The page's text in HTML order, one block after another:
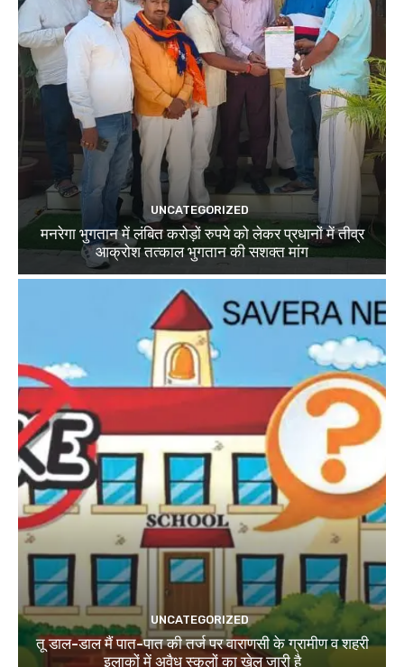
UNCATEGORIZED
मनरेगा भुगतान में लंबित करोड़ों रुपये को लेकर प्रधानों में तीव्र
आक्रोश तत्काल भुगतान की सशक्त मांग
UNCATEGORIZED
तू डाल-डाल मैं पात-पात की तर्ज पर वाराणसी के ग्रामीण व शहरी
इलाकों में अवैध स्कूलों का खेल जारी है